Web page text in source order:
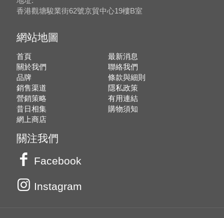
香港觀塘駿業街62號京貿中心19樓B室
網站地圖
首頁
關於我們
品牌
銷售渠道
營銷策略
昔日相集
網上商店
最新消息
聯絡我們
條款與細則
隱私政策
有用連結
購物須知
關注我們
Facebook
Instagram